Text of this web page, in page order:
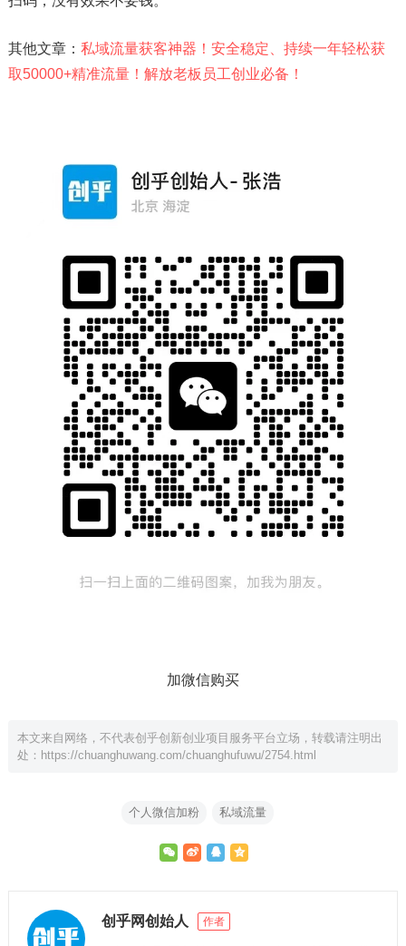
其他文章： 私域流量获客神器！安全稳定、持续一年轻松获
取50000+精准流量！解放老板员工创业必备！
加微信购买
本文来自网络，不代表创乎创新创业项目服务平台立场，转载请注明出
处： https://chuanghuwang.com/chuanghufuwu/2754.html
个人微信加粉 私域流量
创乎网创始人 作者